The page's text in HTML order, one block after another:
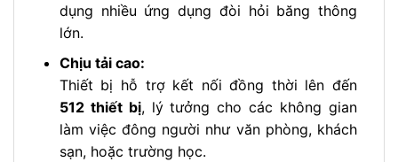
dụng nhiều ứng dụng đòi hỏi băng thông
lớn.
Chịu tải cao:
Thiết bị hỗ trợ kết nối đồng thời lên đến
512 thiết bị, lý tưởng cho các không gian
làm việc đông người như văn phòng, khách
sạn, hoặc trường học.